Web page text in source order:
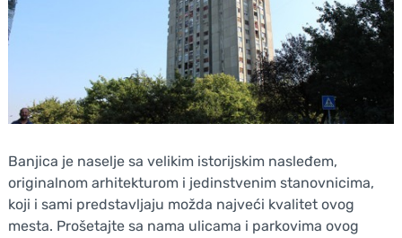
Banjica je naselje sa velikim istorijskim nasleđem,
originalnom arhitekturom i jedinstvenim stanovnicima,
koji i sami predstavljaju možda najveći kvalitet ovog
mesta. Prošetajte sa nama ulicama i parkovima ovog